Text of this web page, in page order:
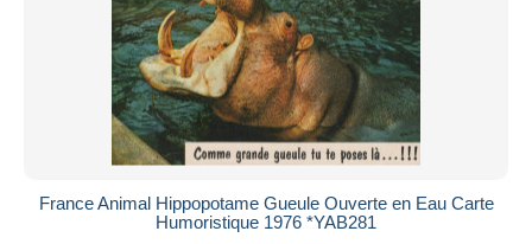
France Animal Hippopotame Gueule Ouverte en Eau Carte
Humoristique 1976 *YAB281